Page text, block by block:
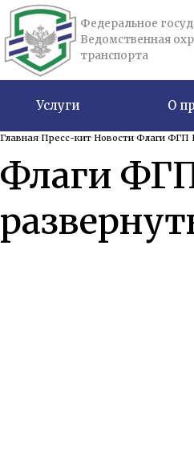
Федеральное
Ведомственная
транспорта
Услуги О
Главная Пресс-кит Новости Флаги ФГП
Флаги